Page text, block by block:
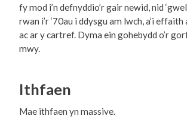
fy mod i’n defnyddio’r gair newid, nid
rwan i’r ‘70au i ddysgu am lwch, a’i
ac ar y cartref. Dyma ein gohebydd o’r
mwy.
Ithfaen
Mae ithfaen yn massive.